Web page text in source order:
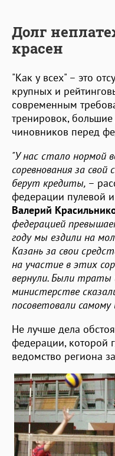
Долг
красен
"Как у всех" – это
крупных и
современным
тренировок,
чиновников перед
"У нас стало нормой
соревнования за
берут кредиты, –
федерации пулевой
Валерий
федерацией
году мы ездили на
Казань за свои
на участие в этих
вернули. Были траты
министерстве
посоветовали
Не лучше дела
федерации, которой
ведомство региона